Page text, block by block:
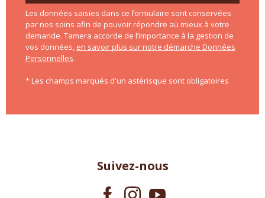
Les données saisies dans ce formulaire sont conservées
par nos soins afin de pouvoir répondre au mieux à votre
demande. Tamera accorde de l’importance à la gestion de
vos données, en savoir plus sur notre démarche Données
Personnelles.
* Les champs marqués d'un astérisque sont obligatoires
Suivez-nous